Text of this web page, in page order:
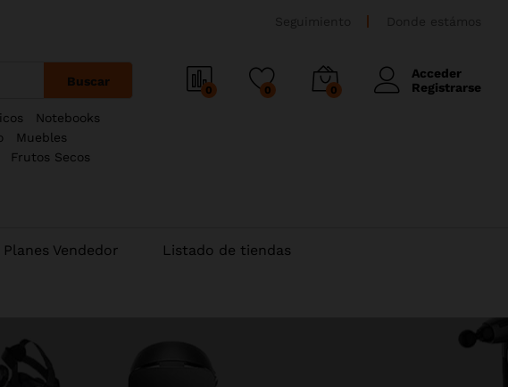
Buscar
Notebooks
Muebles
Frutos Secos
0 0 0
Acceder
Registrarse
Planes Vendedor Listado de tiendas